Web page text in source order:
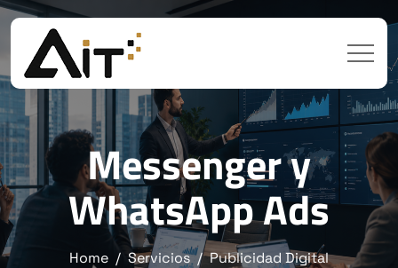
Messenger y
WhatsApp Ads
Home Servicios
Publicidad Digital